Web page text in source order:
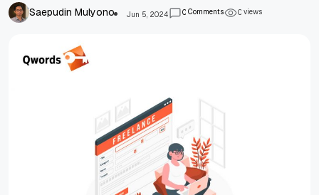
Saepudin Mulyono Jun 5, 2024 0Comments 0views